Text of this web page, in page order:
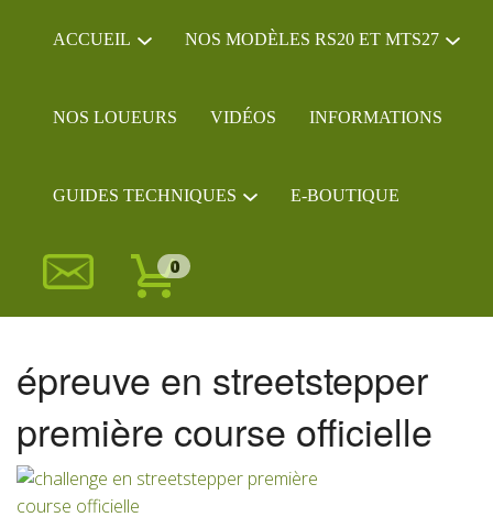
ACCUEIL NOS MODÈLES RS20 ET MTS27
NOS LOUEURS VIDÉOS INFORMATIONS
GUIDES TECHNIQUES E-BOUTIQUE
0
épreuve en streetstepper
première course officielle